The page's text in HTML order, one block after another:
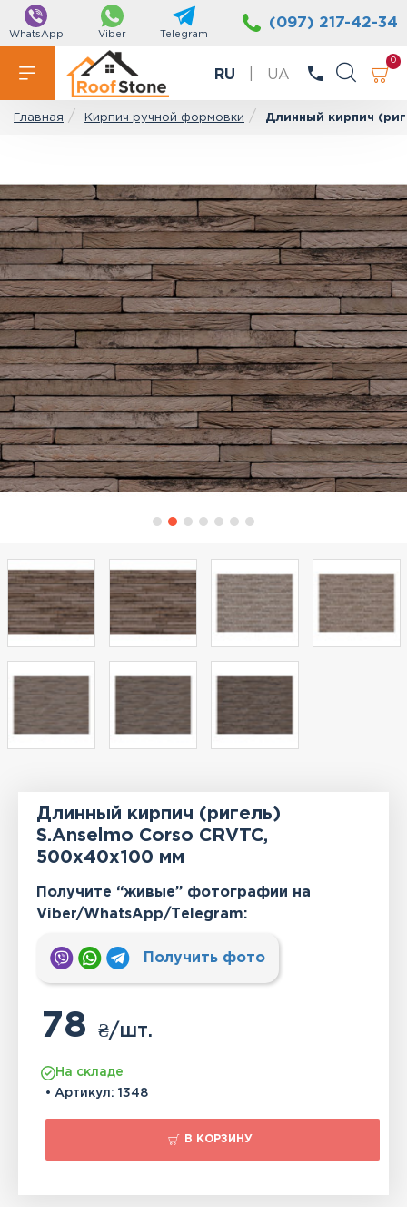
WhatsApp Viber Telegram
(097) 217-42-34
RU UA
0
Главная Кирпич ручной формовки Длинный кирпич
Длинный кирпич (ригель)
S.Anselmo Corso CRVTC,
500x40x100 мм
Получите “живые” фотографии на
Viber/WhatsApp/Тelegram:
Получить фото
78₴/шт.
На складе
• Артикул: 1348
В КОРЗИНУ